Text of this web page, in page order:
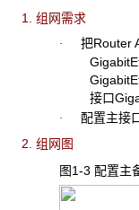
1. 组网需求
· 把Router A
接口
· 配置主接口
2. 组网图
图1-3 配置主